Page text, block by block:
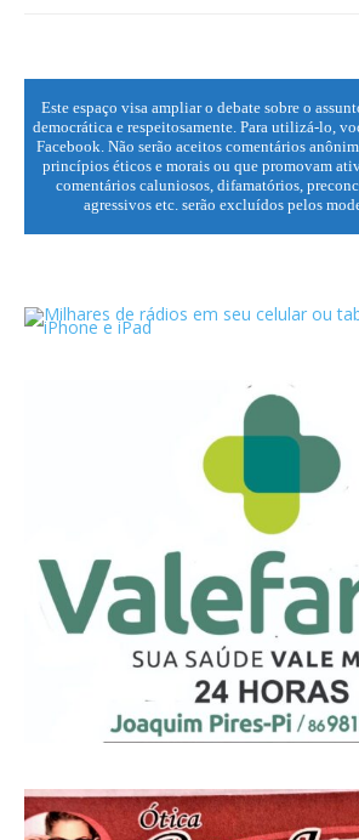
Este espaço visa ampliar o debate sobre o
democrática e respeitosamente. Para utilizá-lo,
Facebook. Não serão aceitos comentários
princípios éticos e morais ou que promovam
comentários caluniosos, difamatórios,
agressivos etc. serão excluídos pelos